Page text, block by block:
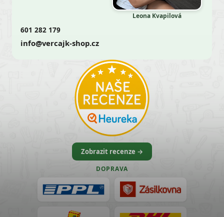
Leona Kvapilová
601 282 179
info@vercajk-shop.cz
Zobrazit recenze →
DOPRAVA